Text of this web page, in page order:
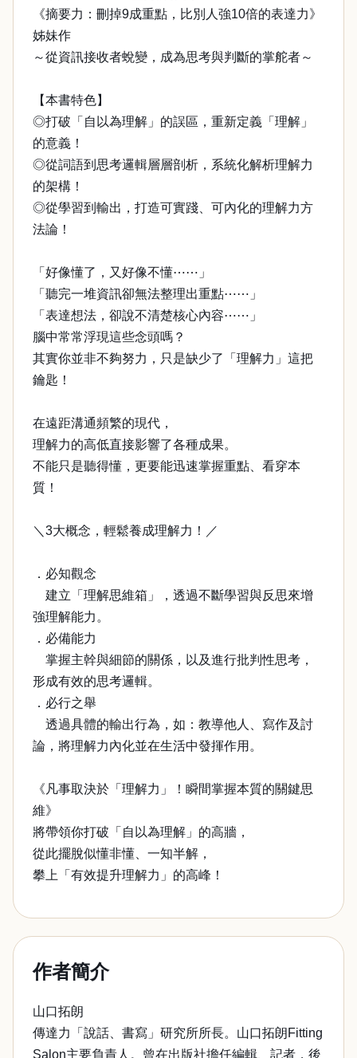
《摘要力：刪掉9成重點，比別人強10倍的表達力》
姊妹作
～從資訊接收者蛻變，成為思考與判斷的掌舵者～
【本書特色】
◎打破「自以為理解」的誤區，重新定義「理解」
的意義！
◎從詞語到思考邏輯層層剖析，系統化解析理解力
的架構！
◎從學習到輸出，打造可實踐、可內化的理解力方
法論！
「好像懂了，又好像不懂⋯⋯」
「聽完一堆資訊卻無法整理出重點⋯⋯」
「表達想法，卻說不清楚核心內容⋯⋯」
腦中常常浮現這些念頭嗎？
其實你並非不夠努力，只是缺少了「理解力」這把
鑰匙！
在遠距溝通頻繁的現代，
理解力的高低直接影響了各種成果。
不能只是聽得懂，更要能迅速掌握重點、看穿本
質！
＼3大概念，輕鬆養成理解力！／
．必知觀念
建立「理解思維箱」，透過不斷學習與反思來增
強理解能力。
．必備能力
掌握主幹與細節的關係，以及進行批判性思考，
形成有效的思考邏輯。
．必行之舉
透過具體的輸出行為，如：教導他人、寫作及討
論，將理解力內化並在生活中發揮作用。
《凡事取決於「理解力」！瞬間掌握本質的關鍵思
維》
將帶領你打破「自以為理解」的高牆，
從此擺脫似懂非懂、一知半解，
攀上「有效提升理解力」的高峰！
作者簡介
山口拓朗
傳達力「說話、書寫」研究所所長。山口拓朗Fitting
Salon主要負責人。曾在出版社擔任編輯、記者，後